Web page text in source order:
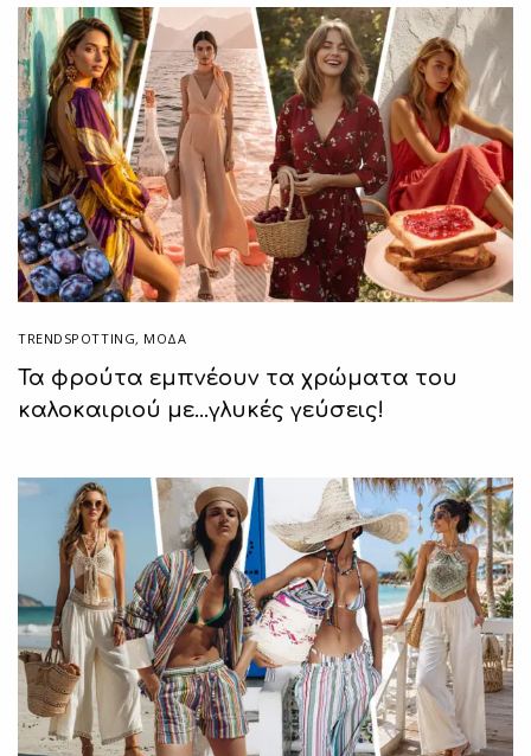
TRENDSPOTTING, ΜΟΔΑ
Τα φρούτα εμπνέουν τα χρώματα του
καλοκαιριού με…γλυκές γεύσεις!